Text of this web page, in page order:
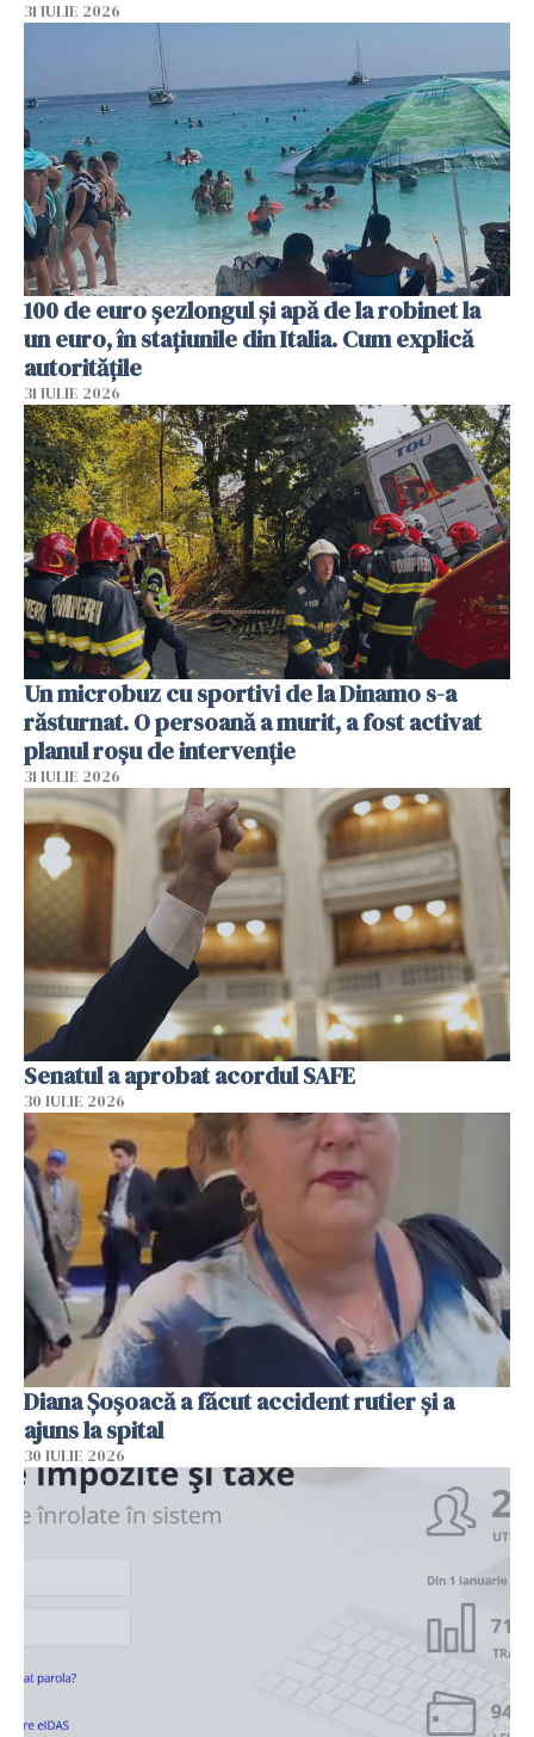
31 IULIE 2026
100 de euro șezlongul și apă de la robinet la
un euro, în stațiunile din Italia. Cum explică
autoritățile
31 IULIE 2026
Un microbuz cu sportivi de la Dinamo s-a
răsturnat. O persoană a murit, a fost activat
planul roșu de intervenție
31 IULIE 2026
Senatul a aprobat acordul SAFE
30 IULIE 2026
Diana Șoșoacă a făcut accident rutier și a
ajuns la spital
30 IULIE 2026